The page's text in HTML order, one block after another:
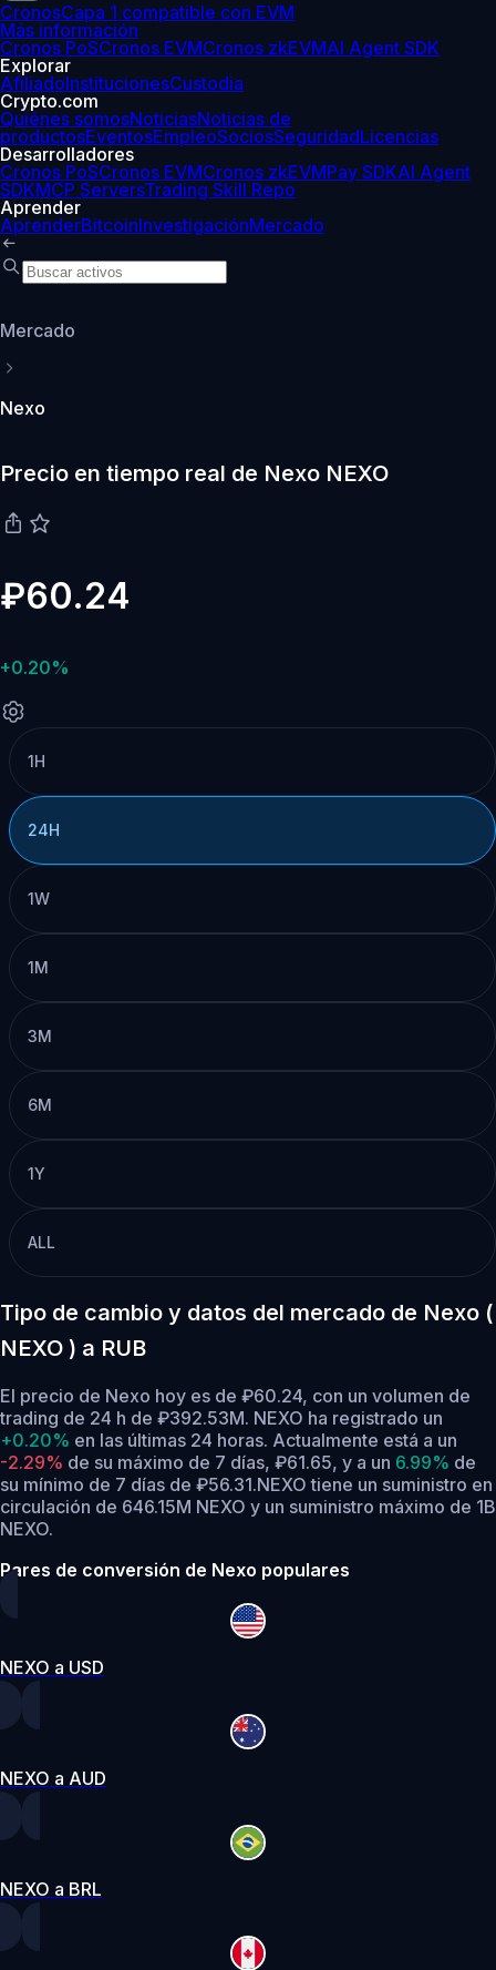
CronosCapa 1 compatible con EVM
Más información
Cronos PoSCronos EVMCronos zkEVMAI Agent SDK
Explorar
AfiliadoInstitucionesCustodia
Crypto.com
Quiénes somosNoticiasNoticias de
productosEventosEmpleoSociosSeguridadLicencias
Desarrolladores
Cronos PoSCronos EVMCronos zkEVMPay SDKAI Agent
SDKMCP ServersTrading Skill Repo
Aprender
AprenderBitcoinInvestigaciónMercado
Mercado
Nexo
Precio en tiempo real de Nexo NEXO
₽60.24
+0.20%
1H
24H
1W
1M
3M
6M
1Y
ALL
Tipo de cambio y datos del mercado de Nexo (
NEXO ) a RUB
El precio de Nexo hoy es de ₽60.24, con un volumen de
trading de 24 h de ₽392.53M. NEXO ha registrado un
+0.20% en las últimas 24 horas. Actualmente está a un
-2.29% de su máximo de 7 días, ₽61.65, y a un 6.99% de
su mínimo de 7 días de ₽56.31.NEXO tiene un suministro en
circulación de 646.15M NEXO y un suministro máximo de 1B
NEXO.
Pares de conversión de Nexo populares
NEXO a USD
NEXO a AUD
NEXO a BRL